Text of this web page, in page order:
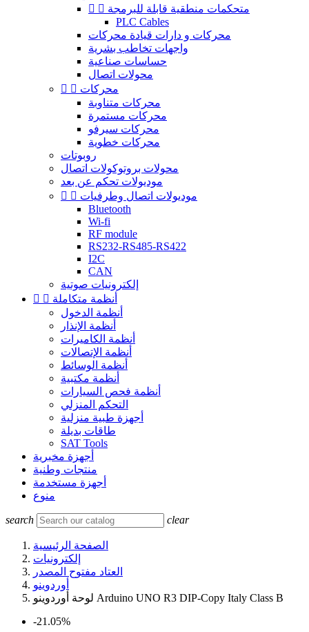
  متحكمات منطقية قابلة للبرمجة
PLC Cables
محركات و دارات قيادة محركات
واجهات تخاطب بشرية
حساسات صناعية
محولات اتصال
  محركات
محركات متناوبة
محركات مستمرة
محركات سيرفو
محركات خطوية
روبوتات
محولات بروتوكولات اتصال
موديولات تحكم عن بعد
  موديولات اتصال وطرفيات
Bluetooth
Wi-fi
RF module
RS232-RS485-RS422
I2C
CAN
إلكترونيات صوتية
  أنظمة متكاملة
أنظمة الدخول
أنظمة الإنذار
أنظمة الكاميرات
أنظمة الإتصالات
أنظمة الوسائط
أنظمة مكتبية
أنظمة فحص السيارات
التحكم المنزلي
أجهزة طبية منزلية
طاقات بديلة
SAT Tools
أجهزة مخبرية
منتجات وطنية
أجهزة مستخدمة
منوع
search clear
الصفحة الرئيسية
إلكترونيات
العتاد مفتوح المصدر
أوردوينو
لوحة أوردوينو Arduino UNO R3 DIP-Copy Italy Class B
‎-21.05%